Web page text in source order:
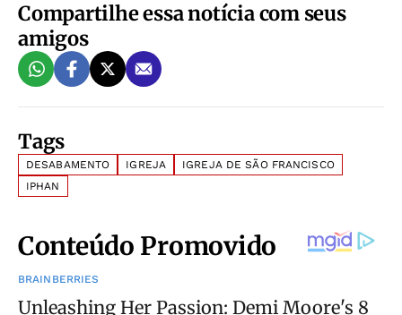
Compartilhe essa notícia com seus
amigos
Tags
DESABAMENTO IGREJA
IGREJA DE SÃO FRANCISCO
IPHAN